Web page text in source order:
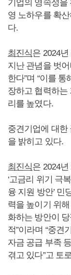
기업의 영속성을
영 노하우를 확
다.
최진식은 2024
지난 관념을 벗
한다”며 “이를
장하고 협력하는
리를 높였다.
중견기업에 대한
을 밝히고 있다.
최진식은 2024
‘고금리 위기 극
융 지원 방안’ 민
력을 높이기 위
화하는 방안이
적”이라며 “중견
자금 공급 부족
겪고 있다”고 토